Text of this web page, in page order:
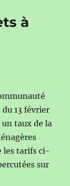
à
du 13 février
taux de la
les tarifs ci-
sur